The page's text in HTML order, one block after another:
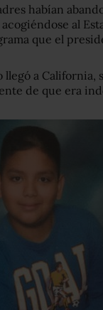
habían
al
que el
a California,
de que era